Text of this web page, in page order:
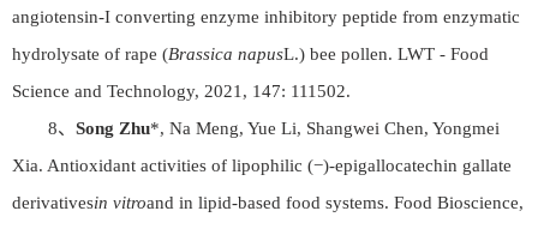
angiotensin-I converting enzyme inhibitory peptide from enzymatic
hydrolysate of rape (Brassica napusL.) bee pollen. LWT - Food
Science and Technology, 2021, 147: 111502.
8、 Song Zhu*, Na Meng, Yue Li, Shangwei Chen, Yongmei
Xia. Antioxidant activities of lipophilic (−)-epigallocatechin gallate
derivativesin vitroand in lipid-based food systems. Food Bioscience,